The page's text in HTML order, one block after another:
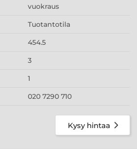
vuokraus
Tuotantotila
454.5
3
1
020 7290 710
Kysy hintaa